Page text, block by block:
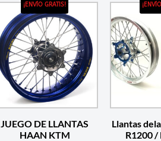
¡ENVÍO GRATIS!
JUEGO DE LLANTAS
HAAN KTM
Llantas
R1200 /